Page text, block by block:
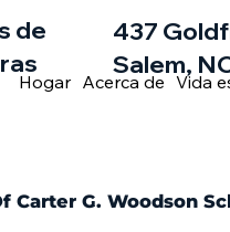
de
437
Salem,
Hogar Acerca de Vida
Carter G. Woodson